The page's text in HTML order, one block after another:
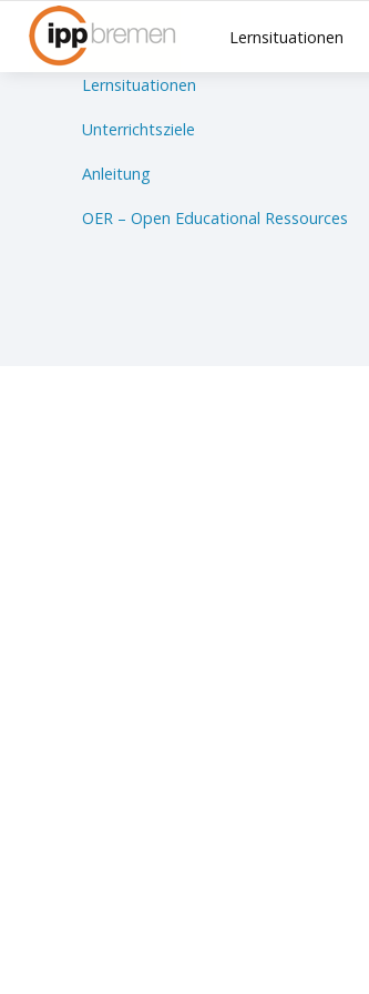
Lernsituationen
Lernsituationen
Unterrichtsziele
Anleitung
OER – Open Educational Ressources